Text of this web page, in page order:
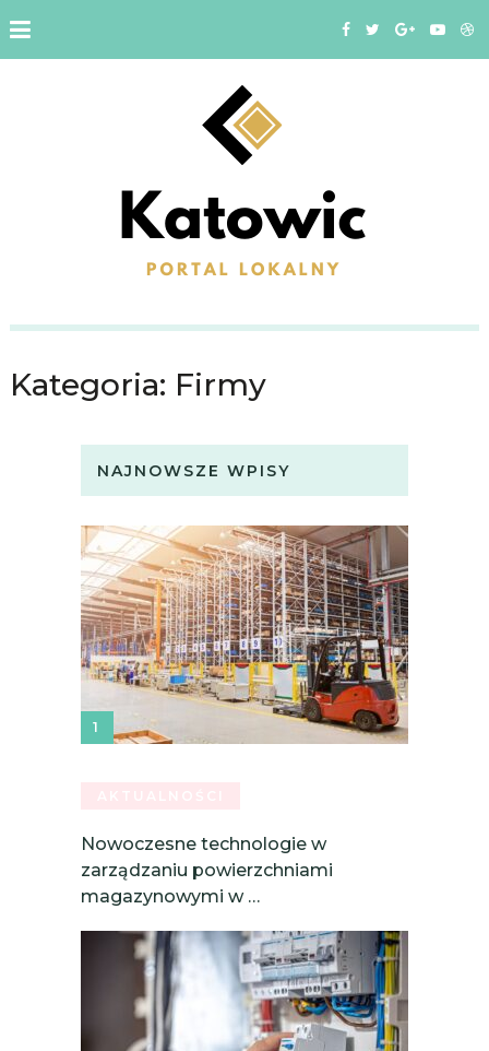
Kategoria: Firmy
NAJNOWSZE WPISY
Nowoczesne technologie w
zarządzaniu powierzchniami
magazynowymi w …